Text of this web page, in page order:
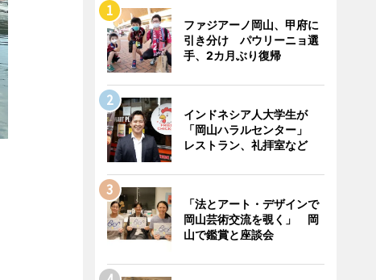
ファジアーノ岡山、甲府に
引き分け パウリーニョ選
手、2カ月ぶり復帰
インドネシア人大学生が
「岡山ハラルセンター」
レストラン、礼拝室など
「法とアート・デザインで
岡山芸術交流を覗く」 岡
山で鑑賞と座談会